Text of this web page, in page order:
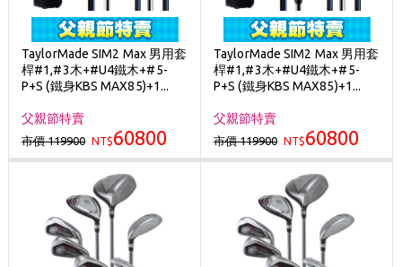
TaylorMade SIM2 Max 男用套
桿#1,#3木+#U4鐵木+#5-
P+S (鐵身KBS MAX85)+1...
父親節特賣
市價 119900 NT$60800
TaylorMade SIM2 Max 男用套
桿#1,#3木+#U4鐵木+#5-
P+S (鐵身KBS MAX85)+1...
父親節特賣
市價 119900 NT$60800